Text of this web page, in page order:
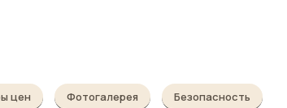
цен Фотогалерея Безопасность